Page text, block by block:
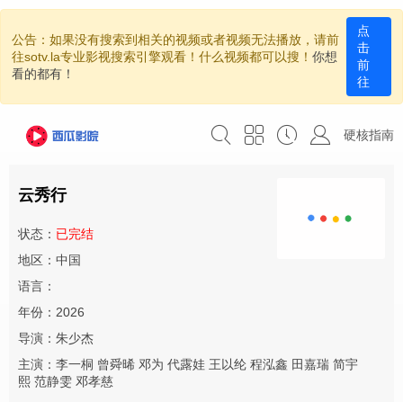
公告：如果没有搜索到相关的视频或者视频无法播放，请前
往sotv.la专业影视搜索引擎观看！什么视频都可以搜！ 你想
看的都有！
点
击
前
往
硬核指南
云秀行
状态： 已完结
地区：中国
语言：
年份：2026
导演： 朱少杰
主演： 李一桐 曾舜晞 邓为 代露娃 王以纶 程泓鑫 田嘉瑞 简宇
熙 范静雯 邓孝慈